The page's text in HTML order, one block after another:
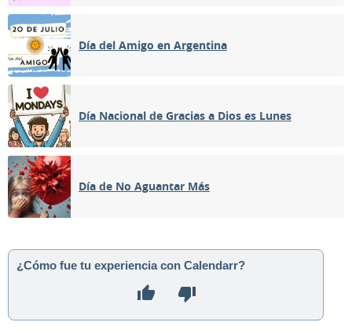
Día del Amigo en Argentina
Día Nacional de Gracias a Dios es Lunes
Día de No Aguantar Más
¿Cómo fue tu experiencia con Calendarr?